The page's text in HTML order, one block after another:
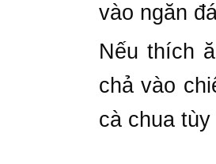
vào ngăn
Nếu thích
chả vào
cà chua